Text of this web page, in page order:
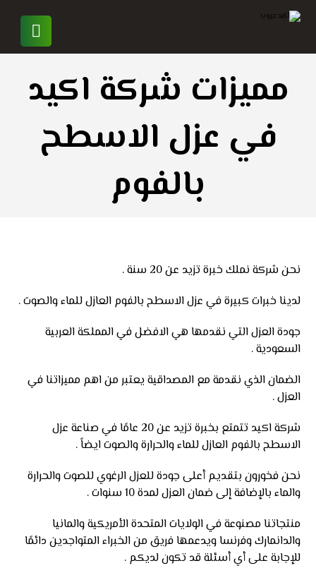
مميزات شركة اكيد
في عزل الاسطح
بالفوم
نحن شركة نملك خبرة تزيد عن 20 سنة .
لدينا خبرات كبيرة في عزل الاسطح بالفوم العازل للماء والصوت .
جودة العزل التي نقدمها هي الافضل في المملكة العربية
السعودية .
الضمان الذي نقدمة مع المصداقية يعتبر من اهم مميزاتنا في
العزل .
شركة اكيد تتمتع بخبرة تزيد عن 20 عامًا في صناعة عزل
الاسطح بالفوم العازل للماء والحرارة والصوت ايضاً .
نحن فخورون بتقديم أعلى جودة للعزل الرغوي للصوت والحرارة
والماء بالإضافة إلى ضمان العزل لمدة 10 سنوات .
منتجاتنا مصنوعة في الولايات المتحدة الأمريكية والمانيا
والدانمارك وفرنسا ويدعمها فريق من الخبراء المتواجدين دائمًا
للإجابة على أي أسئلة قد تكون لديكم .